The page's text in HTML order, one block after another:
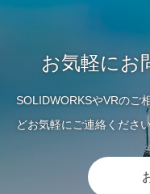
お気軽にお
SOLIDWORKSやVRのご
どお気軽にご連絡ください